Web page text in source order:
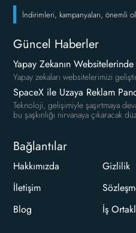
İndirimleri, kampanyaları, önemli
Güncel Haberler
Yapay Zekanın Websitelerinde
Yapay zekaları websitelerimizi
SpaceX ile Uzaya Reklam
Teknoloji, gelişimiyle şaşırtmaya
bu şaşkınlığı nirvanaya çıkaracak
Bağlantılar
Hakkımızda
İletişim
Blog
Gizlilik
İş